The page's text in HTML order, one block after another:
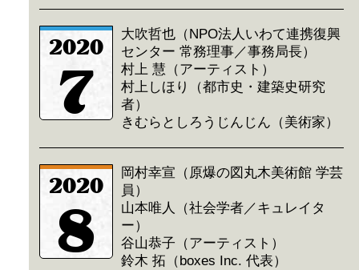
2020
7
大吹哲也（NPO法人いわて連携復興
センター 常務理事／事務局長）
村上 慧（アーティスト）
村上しほり（都市史・建築史研究
者）
きむらとしろうじんじん（美術家）
2020
8
岡村幸宣（原爆の図丸木美術館 学芸
員）
山本唯人（社会学者／キュレイタ
ー）
谷山恭子（アーティスト）
鈴木 拓（boxes Inc. 代表）